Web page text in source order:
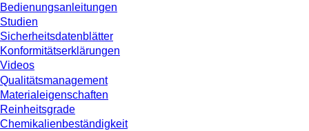
Bedienungsanleitungen
Studien
Sicherheitsdatenblätter
Konformitätserklärungen
Videos
Qualitätsmanagement
Materialeigenschaften
Reinheitsgrade
Chemikalienbeständigkeit